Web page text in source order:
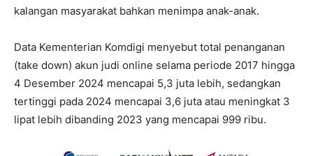
kalangan masyarakat bahkan menimpa anak-anak.
Data Kementerian Komdigi menyebut total penanganan
(take down) akun judi online selama periode 2017 hingga
4 Desember 2024 mencapai 5,3 juta lebih, sedangkan
tertinggi pada 2024 mencapai 3,6 juta atau meningkat 3
lipat lebih dibanding 2023 yang mencapai 999 ribu.